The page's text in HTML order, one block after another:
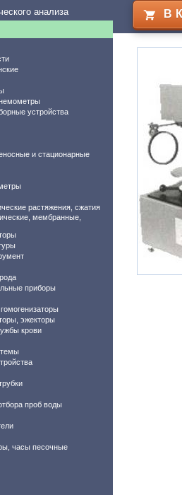
анализа
устройства
и стационарные
растяжения, сжатия
мембранные,
приборы
эжекторы
крови
проб воды
часы песочные
В